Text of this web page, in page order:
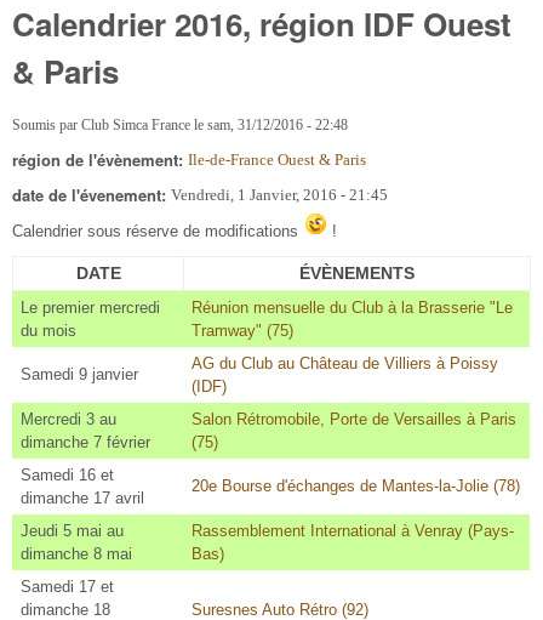
Calendrier 2016, région IDF Ouest
& Paris
Soumis par Club Simca France le sam, 31/12/2016 - 22:48
région de l'évènement: Ile-de-France Ouest & Paris
date de l'évenement: Vendredi, 1 Janvier, 2016 - 21:45
Calendrier sous réserve de modifications !
DATE ÉVÈNEMENTS
Le premier mercredi
du mois
Réunion mensuelle du Club à la Brasserie "Le
Tramway" (75)
Samedi 9 janvier
AG du Club au Château de Villiers à Poissy
(IDF)
Mercredi 3 au
dimanche 7 février
Salon Rétromobile, Porte de Versailles à Paris
(75)
Samedi 16 et
dimanche 17 avril
20e Bourse d'échanges de Mantes-la-Jolie (78)
Jeudi 5 mai au
dimanche 8 mai
Rassemblement International à Venray (Pays-
Bas)
Samedi 17 et
dimanche 18
Suresnes Auto Rétro (92)